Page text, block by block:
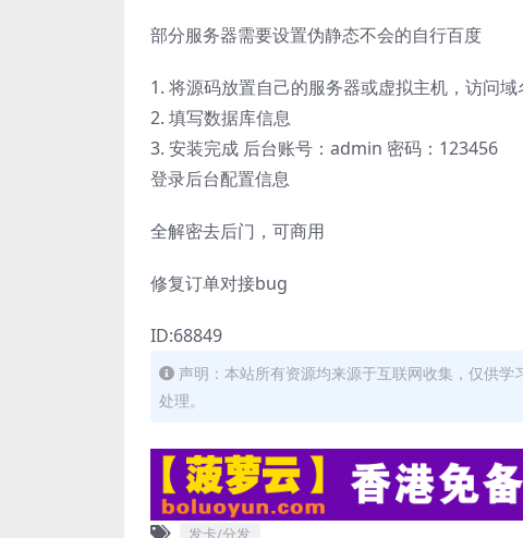
部分服务器需要设置伪静态不会的自行百度
1. 将源码放置自己的服务器或虚拟主机，访问域
2. 填写数据库信息
3. 安装完成 后台账号：admin 密码：123456
登录后台配置信息
全解密去后门，可商用
修复订单对接bug
ID:68849
声明：本站所有资源均来源于互联网收集，仅供
处理。